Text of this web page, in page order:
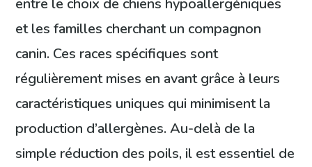
entre le choix de chiens hypoallergéniques
et les familles cherchant un compagnon
canin. Ces races spécifiques sont
régulièrement mises en avant grâce à leurs
caractéristiques uniques qui minimisent la
production d’allergènes. Au-delà de la
simple réduction des poils, il est essentiel de